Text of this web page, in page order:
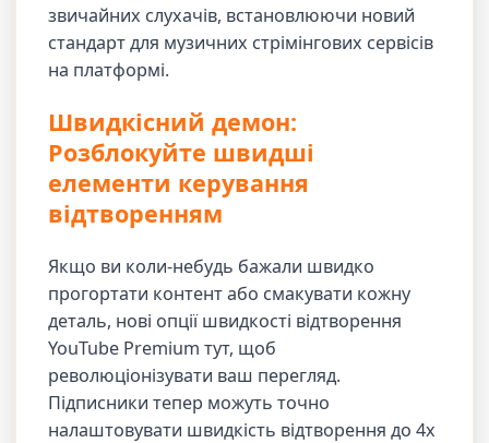
звичайних слухачів, встановлюючи новий
стандарт для музичних стрімінгових сервісів
на платформі.
Швидкісний демон:
Розблокуйте швидші
елементи керування
відтворенням
Якщо ви коли-небудь бажали швидко
прогортати контент або смакувати кожну
деталь, нові опції швидкості відтворення
YouTube Premium тут, щоб
революціонізувати ваш перегляд.
Підписники тепер можуть точно
налаштовувати швидкість відтворення до 4x